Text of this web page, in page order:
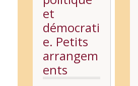
et
démocrati
e. Petits
arrangem
ents